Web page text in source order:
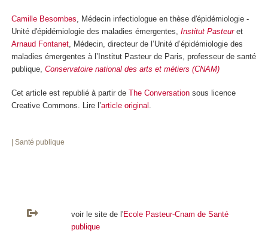
Camille Besombes , Médecin infectiologue en thèse d'épidémiologie -
Unité d'épidémiologie des maladies émergentes, Institut Pasteuret
Arnaud Fontanet , Médecin, directeur de l’Unité d’épidémiologie des
maladies émergentes à l’Institut Pasteur de Paris, professeur de santé
publique, Conservatoire national des arts et métiers (CNAM)
Cet article est republié à partir de The Conversation sous licence
Creative Commons. Lire l’article original .
| Santé publique
voir le site de l'Ecole Pasteur-Cnam de Santé
publique